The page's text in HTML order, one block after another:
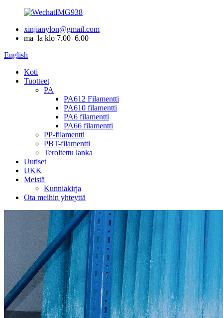
xinjianylon@gmail.com
ma–la klo 7.00–6.00
English
Koti
Tuotteet
PA
PA612 Filamentti
PA610 filamentti
PA6 filamentti
PA66 filamentti
PP-filamentti
PBT-filamentti
Teroitettu lanka
Uutiset
UKK
Meistä
Kunniakirja
Ota meihin yhteyttä